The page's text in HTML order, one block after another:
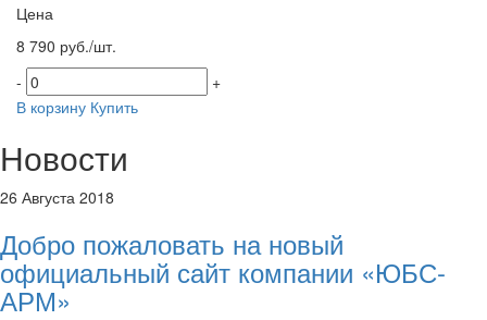
Цена
8 790 руб./шт.
-
+
В корзину Купить
Новости
26 Августа 2018
Добро пожаловать на новый
официальный сайт компании «ЮБС-
АРМ»